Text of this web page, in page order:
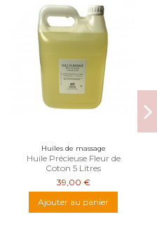
Huiles de massage
Huile Précieuse Fleur de
Coton 5 Litres
39,00 €
Ajouter au panier